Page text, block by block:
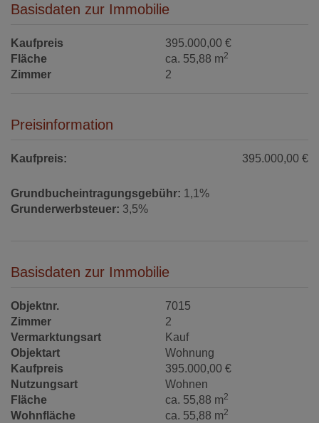
Basisdaten zur Immobilie
Kaufpreis
395.000,00 €
Fläche
ca. 55,88 m2
Zimmer 2
Preisinformation
Kaufpreis: 395.000,00 €
Grundbucheintragungsgebühr: 1,1%
Grunderwerbsteuer: 3,5%
Basisdaten zur Immobilie
Objektnr.
7015
Zimmer
2
Vermarktungsart
Kauf
Objektart
Wohnung
Kaufpreis
395.000,00 €
Nutzungsart
Wohnen
Fläche
ca. 55,88 m2
Wohnfläche ca. 55,88 m2